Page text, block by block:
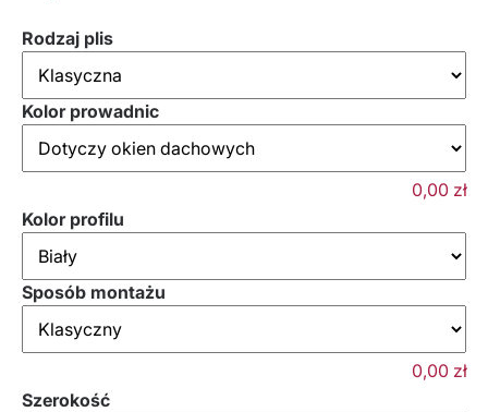
Rodzaj plis
Kolor prowadnic
0,00 zł
Kolor profilu
Sposób montażu
0,00 zł
Szerokość